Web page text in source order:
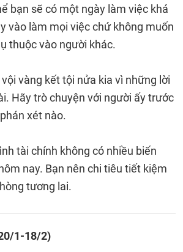
bạn sẽ có một ngày làm việc khá
vào làm mọi việc chứ không muốn
thuộc vào người khác.
vàng kết tội nửa kia vì những lời
Hãy trò chuyện với người ấy trước
xét nào.
tài chính không có nhiều biến
nay. Bạn nên chi tiêu tiết kiệm
tương lai.
1-18/2)